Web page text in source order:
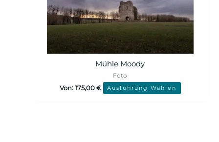
Mühle Moody
Foto
Von:175,00€ Ausführung Wählen